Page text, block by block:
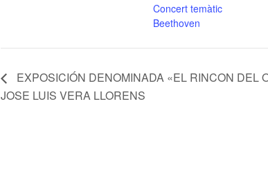
Concert temàtic
Beethoven
EXPOSICIÓN DENOMINADA «EL RINCON DEL
JOSE LUIS VERA LLORENS